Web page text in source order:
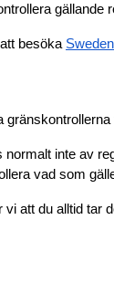
gällande
besöka
inte av
vad som
att du alltid tar